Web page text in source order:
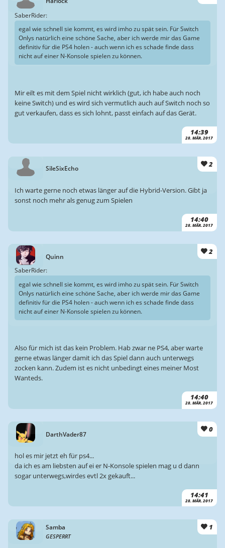
14:39
28. MÄR. 2017
SaberRider:
egal wie schnell sie kommt, es wird imho zu spät sein. Für Switch
Onlys natürlich eine schöne Sache, aber ich werde mir das Game
definitiv für die PS4 holen - auch wenn ich es schade finde dass
nicht auf einer N-Konsole spielen zu können.
Mir eilt es mit dem Spiel nicht wirklich (gut, ich habe auch noch
keine Switch) und es wird sich vermutlich auch auf Switch noch so
gut verkaufen, dass es sich lohnt, passt einfach auf das Gerät.
SileSixEcho 2
14:40
28. MÄR. 2017
Ich warte gerne noch etwas länger auf die Hybrid-Version. Gibt ja
sonst noch mehr als genug zum Spielen
Quinn
2
14:40
28. MÄR. 2017
SaberRider:
egal wie schnell sie kommt, es wird imho zu spät sein. Für Switch
Onlys natürlich eine schöne Sache, aber ich werde mir das Game
definitiv für die PS4 holen - auch wenn ich es schade finde dass
nicht auf einer N-Konsole spielen zu können.
Also für mich ist das kein Problem. Hab zwar ne PS4, aber warte
gerne etwas länger damit ich das Spiel dann auch unterwegs
zocken kann. Zudem ist es nicht unbedingt eines meiner Most
Wanteds.
DarthVader87
0
14:41
28. MÄR. 2017
hol es mir jetzt eh für ps4...
da ich es am liebsten auf ei er N-Konsole spielen mag u d dann
sogar unterwegs,wirdes evtl 2x gekauft...
Samba
GESPERRT
1